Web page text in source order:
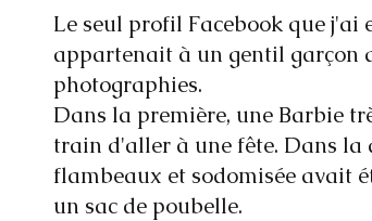
Le seul profil Facebook que j'ai
appartenait à un gentil garçon
photographies.
Dans la première, une Barbie
train d'aller à une fête. Dans la
flambeaux et sodomisée avait
un sac de poubelle.